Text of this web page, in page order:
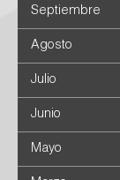
Septiembre
Agosto
Julio
Junio
Mayo